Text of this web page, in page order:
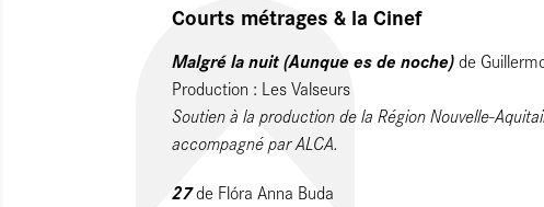
Courts métrages & la Cinef
Malgré la nuit (Aunque es de noche)de
Production : Les Valseurs
Soutien à la production de la Région Nouvelle-
accompagné par ALCA.
27de Flóra Anna Buda